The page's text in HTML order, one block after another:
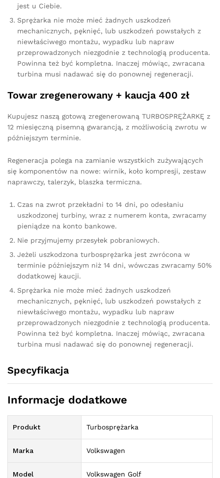
jest u Ciebie.
Sprężarka nie może mieć żadnych uszkodzeń
mechanicznych, pęknięć, lub uszkodzeń powstałych z
niewłaściwego montażu, wypadku lub napraw
przeprowadzonych niezgodnie z technologią producenta.
Powinna też być kompletna. Inaczej mówiąc, zwracana
turbina musi nadawać się do ponownej regeneracji.
Towar zregenerowany + kaucja 400 zł
Kupujesz naszą gotową zregenerowaną TURBOSPRĘŻARKĘ z
12 miesięczną pisemną gwarancją, z możliwością zwrotu w
późniejszym terminie.
Regeneracja polega na zamianie wszystkich zużywających
się komponentów na nowe: wirnik, koło kompresji, zestaw
naprawczy, talerzyk, blaszka termiczna.
Czas na zwrot przekładni to 14 dni, po odesłaniu
uszkodzonej turbiny, wraz z numerem konta, zwracamy
pieniądze na konto bankowe.
Nie przyjmujemy przesyłek pobraniowych.
Jeżeli uszkodzona turbosprężarka jest zwrócona w
terminie późniejszym niż 14 dni, wówczas zwracamy 50%
dodatkowej kaucji.
Sprężarka nie może mieć żadnych uszkodzeń
mechanicznych, pęknięć, lub uszkodzeń powstałych z
niewłaściwego montażu, wypadku lub napraw
przeprowadzonych niezgodnie z technologią producenta.
Powinna też być kompletna. Inaczej mówiąc, zwracana
turbina musi nadawać się do ponownej regeneracji.
Specyfikacja
Informacje dodatkowe
Produkt Turbosprężarka
Marka Volkswagen
Model Volkswagen Golf